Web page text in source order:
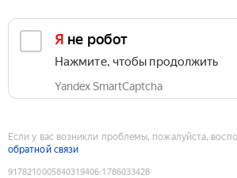
Я не робот
Нажмите, чтобы продолжить
Yandex SmartCaptcha
Если у вас возникли проблемы, пожалуйста,
обратной связи
9178210005840319406:1786033428